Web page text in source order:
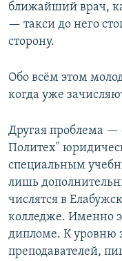
ближайший врач,
— такси до него
сторону.
Обо всём этом
когда уже
Другая проблема —
Политех"
специальным
лишь
числятся в
колледже. Именно
дипломе. К уровню
преподавателей,